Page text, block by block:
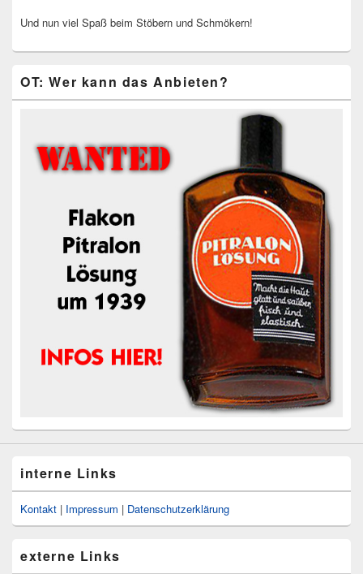
Und nun viel Spaß beim Stöbern und Schmökern!
OT: Wer kann das Anbieten?
interne Links
Kontakt | Impressum | Datenschutzerklärung
externe Links